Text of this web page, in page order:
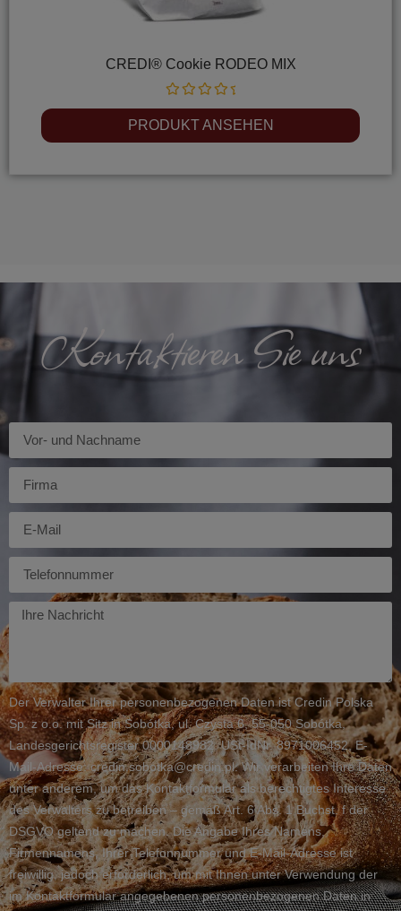
CREDI® Cookie RODEO MIX
Rated
0
out
of
PRODUKT ANSEHEN
Kontaktieren Sie uns
Imię
Firma
Telefon
Twoja
wiadomość
Der Verwalter Ihrer personenbezogenen Daten ist Credin Polska
Sp. z o.o. mit Sitz in Sobótka, ul. Czysta 6, 55-050 Sobótka,
Landesgerichtsregister 0000148982, USt-IdNr. 8971006452, E-
Mail-Adresse: credin.sobotka@credin.pl. Wir verarbeiten Ihre Daten
unter anderem, um das Kontaktformular als berechtigtes Interesse
des Verwalters zu betreiben – gemäß Art. 6 Abs. 1 Buchst. f der
DSGVO geltend zu machen. Die Angabe Ihres Namens,
Firmennamens, Ihrer Telefonnummer und E-Mail-Adresse ist
freiwillig, jedoch erforderlich, um mit Ihnen unter Verwendung der
im Kontaktformular angegebenen personenbezogenen Daten in